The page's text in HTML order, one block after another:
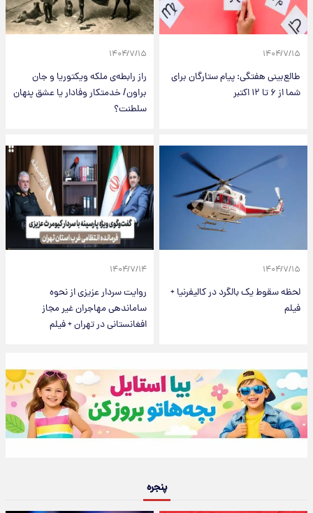
۱۴۰۴/۷/۱۵
طالع‌بینی هفتگی: پیام ستارگان برای
شما از ۶ تا ۱۲ اکتبر
۱۴۰۴/۷/۱۵
راز رابطه‌ی ملکه ویکتوریا و جان
براون/ خدمتکار وفادار یا عشق پنهان
سلطنت؟
۱۴۰۴/۷/۱۵
لحظه سقوط یک بالگرد در کالیفرنیا +
فیلم
۱۴۰۴/۷/۱۴
روایت سردار عزیزی از نحوه
ساماندهی مهاجران غیر مجاز
افغانستانی در تهران + فیلم
پنجره